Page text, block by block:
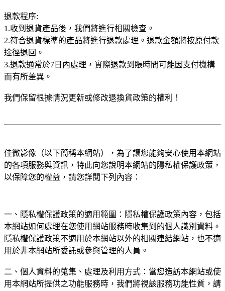
退款程序:
1.收到退貨產品後，我們將進行相關檢查。
2.符合退貨標準的產品將進行退款處理。退款金額將按原付款
途徑退回。
3.退款通常於7日內處理，實際退款到賬時間可能因支付機構
而有所差異。
我們保留根據情況更新或修改退換貨政策的權利！
佳微影像（以下簡稱本網站），為了讓您能夠安心使用本網站
的各項服務與資訊，特此向您說明本網站的隱私權保護政策，
以保障您的權益，請您詳閱下列內容：
一、隱私權保護政策的適用範圍：隱私權保護政策內容，包括
本網站如何處理在您使用網站服務時收集到的個人識別資料。
隱私權保護政策不適用於本網站以外的相關連結網站，也不適
用於非本網站所委託或參與管理的人員。
二、個人資料的蒐集、處理及利用方式：當您造訪本網站或使
用本網站所提供之功能服務時，我們將視該服務功能性質，請